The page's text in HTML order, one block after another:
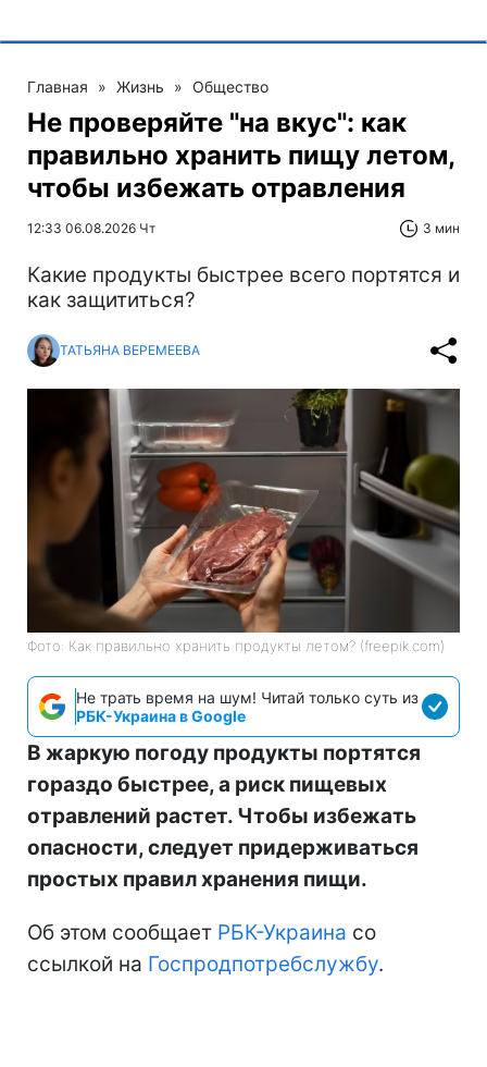
Главная » Жизнь » Общество
Не проверяйте "на вкус": как
правильно хранить пищу летом,
чтобы избежать отравления
12:33 06.08.2026 Чт 3 мин
Какие продукты быстрее всего портятся и
как защититься?
ТАТЬЯНА ВЕРЕМЕЕВА
Фото: Как правильно хранить продукты летом? (freepik.com)
Не трать время на шум! Читай только суть из
РБК-Украина в Google
В жаркую погоду продукты портятся
гораздо быстрее, а риск пищевых
отравлений растет. Чтобы избежать
опасности, следует придерживаться
простых правил хранения пищи.
Об этом сообщает РБК-Украина со
ссылкой на Госпродпотребслужбу.